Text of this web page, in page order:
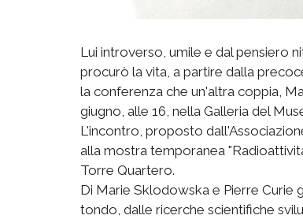
Lui introverso, umile e dal pensiero
procurò la vita, a partire dalla
la conferenza che un'altra coppia,
giugno, alle 16, nella Galleria del
L'incontro, proposto
alla mostra temporanea
Torre Quartero.
Di Marie Sklodowska e Pierre
tondo, dalle ricerche scientifiche